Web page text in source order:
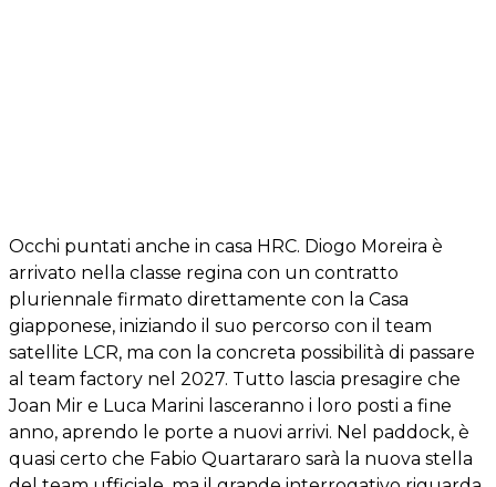
Occhi puntati anche in casa HRC. Diogo Moreira è
arrivato nella classe regina con un contratto
pluriennale firmato direttamente con la Casa
giapponese, iniziando il suo percorso con il team
satellite LCR, ma con la concreta possibilità di passare
al team factory nel 2027. Tutto lascia presagire che
Joan Mir e Luca Marini lasceranno i loro posti a fine
anno, aprendo le porte a nuovi arrivi. Nel paddock, è
quasi certo che Fabio Quartararo sarà la nuova stella